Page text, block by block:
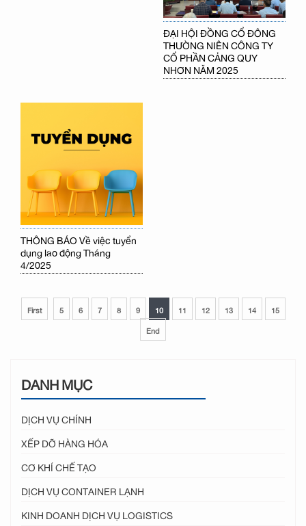
ĐẠI HỘI ĐỒNG CỔ ĐÔNG
THƯỜNG NIÊN CÔNG TY
CỔ PHẦN CẢNG QUY
NHƠN NĂM 2025
THÔNG BÁO Về việc tuyển
dụng lao động Tháng
4/2025
First 5 6 7 8 9 10 11 12 13 14
15
End
DANH MỤC
DỊCH VỤ CHÍNH
XẾP DỠ HÀNG HÓA
CƠ KHÍ CHẾ TẠO
DỊCH VỤ CONTAINER LẠNH
KINH DOANH DỊCH VỤ LOGISTICS